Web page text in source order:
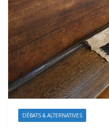
DÉBATS & ALTERNATIVES